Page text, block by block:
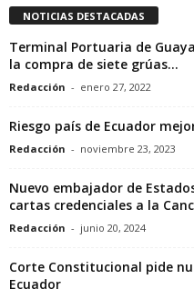
NOTICIAS DESTACADAS
Terminal Portuaria de
la compra de siete grúas...
Redacción - enero 27, 2022
Riesgo país de Ecuador
Redacción - noviembre 23, 2023
Nuevo embajador de
cartas credenciales a la
Redacción - junio 20, 2024
Corte Constitucional pide
Ecuador